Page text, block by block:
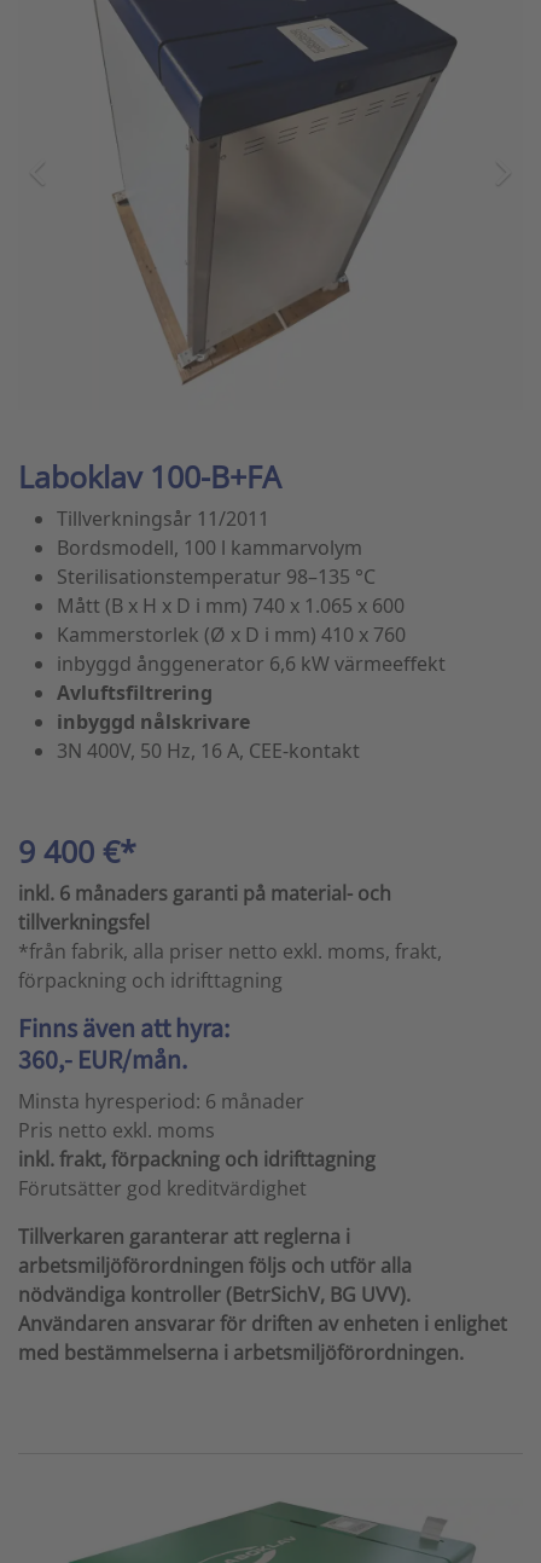
Laboklav 100-B+FA
Tillverkningsår 11/2011
Bordsmodell, 100 l kammarvolym
Sterilisationstemperatur 98–135 °C
Mått (B x H x D i mm) 740 x 1.065 x 600
Kammerstorlek (Ø x D i mm) 410 x 760
inbyggd ånggenerator 6,6 kW värmeeffekt
Avluftsfiltrering
inbyggd nålskrivare
3N 400V, 50 Hz, 16 A, CEE-kontakt
9 400 €*
inkl. 6 månaders garanti på material- och
tillverkningsfel
*från fabrik, alla priser netto exkl. moms, frakt,
förpackning och idrifttagning
Finns även att hyra:
360,- EUR/mån.
Minsta hyresperiod: 6 månader
Pris netto exkl. moms
inkl. frakt, förpackning och idrifttagning
Förutsätter god kreditvärdighet
Tillverkaren garanterar att reglerna i
arbetsmiljöförordningen följs och utför alla
nödvändiga kontroller (BetrSichV, BG UVV).
Användaren ansvarar för driften av enheten i enlighet
med bestämmelserna i arbetsmiljöförordningen.